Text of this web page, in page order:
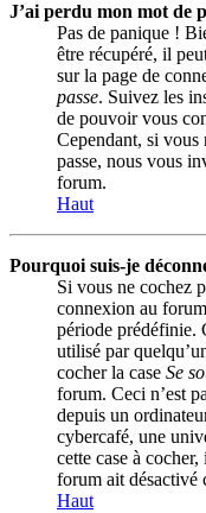
J’ai perdu mon mot de
Pas de panique !
être récupéré, il
sur la page de
passe. Suivez les
de pouvoir vous
Cependant, si
passe, nous vous
forum.
Haut
Pourquoi suis-je
Si vous ne cochez
connexion au
période prédéfinie.
utilisé par
cocher la case Se
forum. Ceci n’est
depuis un
cybercafé, une
cette case à
forum ait désactivé
Haut